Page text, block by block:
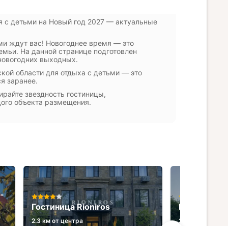
с детьми на Новый год 2027 — актуальные
ждут вас! Новогоднее время — это
На данной странице подготовлен
выходных.
области для отдыха с детьми — это
заранее.
звездность гостиницы,
объекта размещения.
Гостиница Rioniros
2.3 км от центра
База
2.1 км от центра